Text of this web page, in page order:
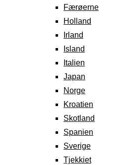
Færøerne
Holland
Irland
Island
Italien
Japan
Norge
Kroatien
Skotland
Spanien
Sverige
Tjekkiet